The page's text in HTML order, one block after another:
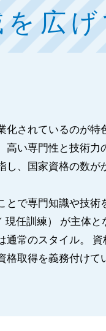
広
化されているのが特
高い専門性と技術力
し、国家資格の数が
で専門知識や技術
任訓練） が主体と
通常のスタイル。
取得を義務付けて